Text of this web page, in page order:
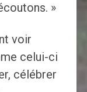
»
voir
celui-ci
célébrer